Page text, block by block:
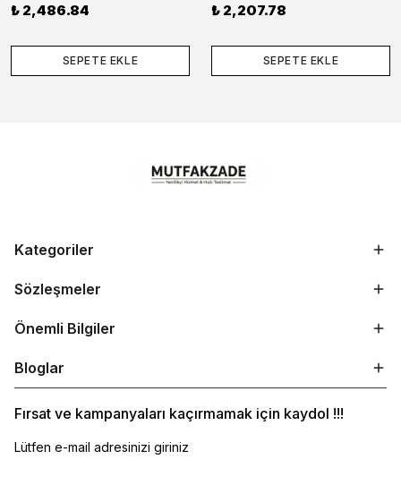
₺ 2,486.84
SEPETE EKLE
₺ 2,207.78
SEPETE EKLE
Kategoriler
Sözleşmeler
Önemli Bilgiler
Bloglar
Fırsat ve kampanyaları kaçırmamak için kaydol !!!
Lütfen e-mail adresinizi giriniz